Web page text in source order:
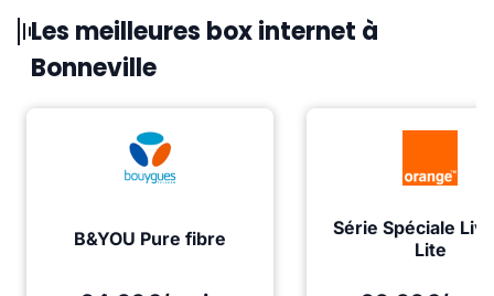
Les meilleures box internet à
Bonneville
B&YOU Pure fibre
Série Spéciale
Lite